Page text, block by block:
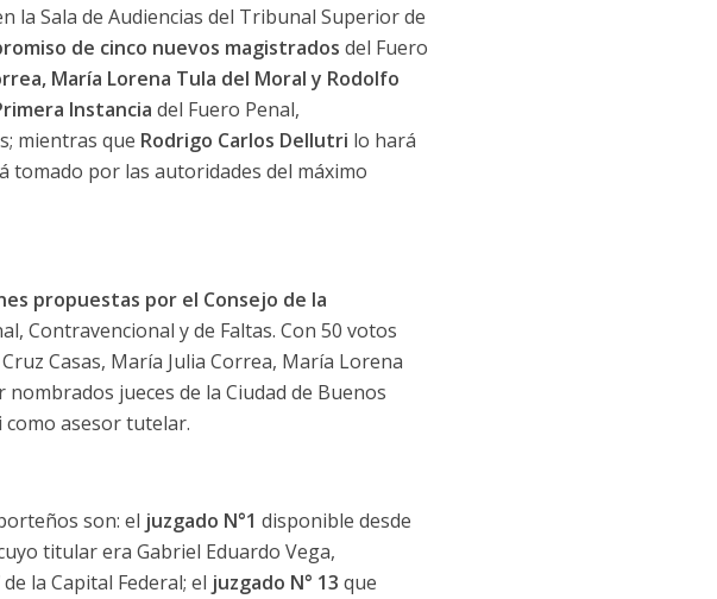
la Sala de Audiencias del Tribunal Superior de
de cinco nuevos magistrados del Fuero
María Lorena Tula del Moral y Rodolfo
Instancia del Fuero Penal,
mientras que Rodrigo Carlos Dellutri lo hará
tomado por las autoridades del máximo
propuestas por el Consejo de la
Contravencional y de Faltas. Con 50 votos
Casas, María Julia Correa, María Lorena
jueces de la Ciudad de Buenos
asesor tutelar.
son: el juzgado N°1 disponible desde
titular era Gabriel Eduardo Vega,
la Capital Federal; el juzgado N° 13 que